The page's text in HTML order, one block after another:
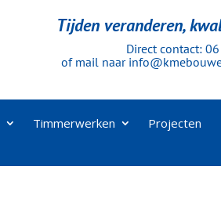
Tijden veranderen,
Direct contact:
of mail naar
Timmerwerken
Projecten